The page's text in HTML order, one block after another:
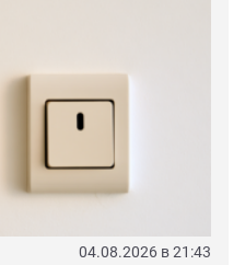
04.08.2026 в 21:43